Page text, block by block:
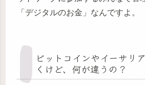
「デジタルのお金」なんですよ。
ビットコインやイーサリ
くけど、何が違うの？